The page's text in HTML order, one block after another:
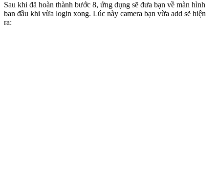
Sau khi đã hoàn thành bước 8, ứng dụng sẽ đưa bạn về màn hình
ban đầu khi vừa login xong. Lúc này camera bạn vừa add sẽ hiện
ra: